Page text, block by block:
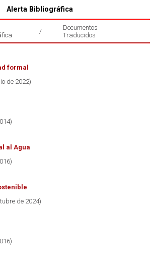
Alerta Bibliográfica
/
Documentos
Traducidos
formal
de 2022)
al Agua
de 2024)